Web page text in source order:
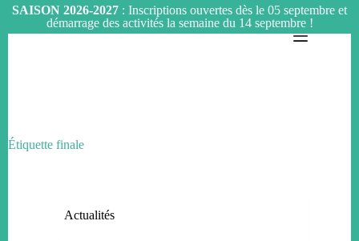
SAISON 2026-2027 : Inscriptions ouvertes dès le 05 septembre et
démarrage des activités la semaine du 14 septembre !
Étiquette finale
Actualités